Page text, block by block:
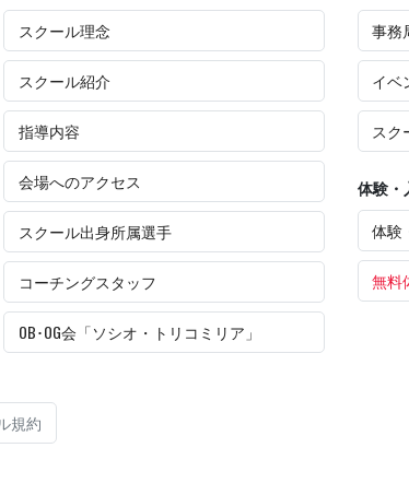
スクール理念
スクール紹介
指導内容
会場へのアクセス
スクール出身所属選手
コーチングスタッフ
OB･OG会「ソシオ・トリコミリア」
事務
イベ
スク
体験・
体験
無料
規約